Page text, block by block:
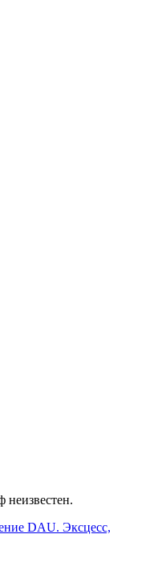
неизвестен.
DAU. Эксцесс,